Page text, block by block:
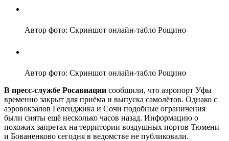
Автор фото: Скриншот онлайн-табло Рощино
Автор фото: Скриншот онлайн-табло Рощино
В пресс‑службе Росавиации сообщили, что аэропорт Уфы
временно закрыт для приёма и выпуска самолётов. Однако с
аэровокзалов Геленджика и Сочи подобные ограничения
были сняты ещё несколько часов назад. Информацию о
похожих запретах на территории воздушных портов Тюмени
и Бованенково сегодня в ведомстве не публиковали.